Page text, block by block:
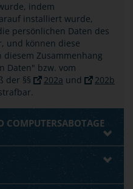
indem
installiert wurde,
persönlichen Daten des
und können diese
Zusammenhang
Daten" bzw. vom
der §§
202a und
202b
COMPUTERSABOTAGE